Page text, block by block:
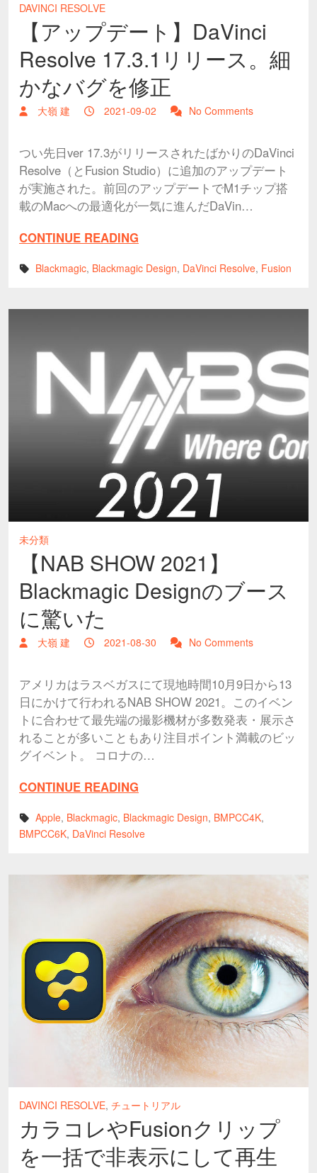
DAVINCI RESOLVE
【アップデート】DaVinci
Resolve 17.3.1リリース。細
かなバグを修正
大嶺 建 2021-09-02 No Comments
つい先日ver 17.3がリリースされたばかりのDaVinci
Resolve（とFusion Studio）に追加のアップデート
が実施された。前回のアップデートでM1チップ搭
載のMacへの最適化が一気に進んだDaVin…
CONTINUE READING
Blackmagic, Blackmagic Design, DaVinci Resolve, Fusion
未分類
【NAB SHOW 2021】
Blackmagic Designのブース
に驚いた
大嶺 建 2021-08-30 No Comments
アメリカはラスベガスにて現地時間10月9日から13
日にかけて行われるNAB SHOW 2021。このイベン
トに合わせて最先端の撮影機材が多数発表・展示さ
れることが多いこともあり注目ポイント満載のビッ
グイベント。 コロナの…
CONTINUE READING
Apple, Blackmagic, Blackmagic Design, BMPCC4K,
BMPCC6K, DaVinci Resolve
DAVINCI RESOLVE, チュートリアル
カラコレやFusionクリップ
を一括で非表示にして再生